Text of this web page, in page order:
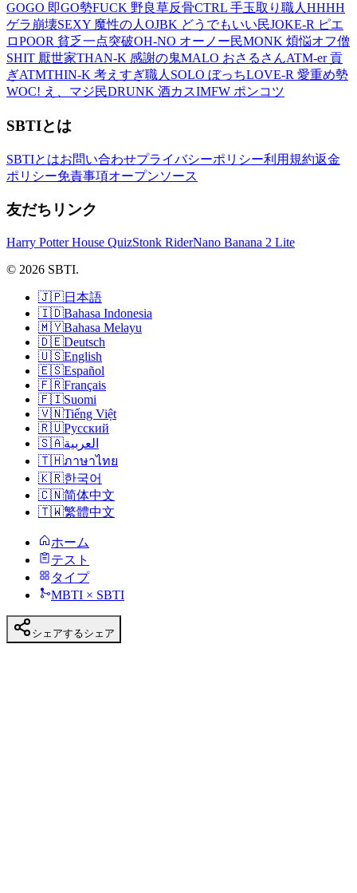
GOGO 即GO勢FUCK 野良草反骨CTRL 手玉取り職人 HHHH
ゲラ崩壊SEXY 魔性の人 OJBK どうでもいい民JOKE-R ピエ
ロPOOR 貧乏一点突破OH-NO オーノー民MONK 煩悩オフ僧
SHIT 厭世家THAN-K 感謝の鬼MALO おさるさんATM-er 貢
ぎATMTHIN-K 考えすぎ職人 SOLO ぼっちLOVE-R 愛重め勢
WOC! え、マジ民DRUNK 酒カスIMFW ポンコツ
SBTIとは
SBTIとはお問い合わせプライバシーポリシー利用規約返金
ポリシー免責事項オープンソース
友だちリンク
Harry Potter House QuizStonk RiderNano Banana 2 Lite
© 2026 SBTI.
🇯🇵日本語
🇮🇩Bahasa Indonesia
🇲🇾Bahasa Melayu
🇩🇪Deutsch
🇺🇸English
🇪🇸Español
🇫🇷Français
🇫🇮Suomi
🇻🇳Tiếng Việt
🇷🇺Русский
🇸🇦العربية
🇹🇭ภาษาไทย
🇰🇷한국어
🇨🇳简体中文
🇹🇼繁體中文
ホーム
テスト
タイプ
MBTI × SBTI
シェアするシェア